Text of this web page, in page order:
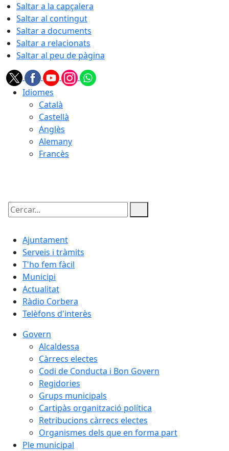
Saltar a la capçalera
Saltar al contingut
Saltar a documents
Saltar a relacionats
Saltar al peu de pàgina
Idiomes
Català
Castellà
Anglès
Alemany
Francès
Cercar:
Ajuntament
Serveis i tràmits
T'ho fem fàcil
Municipi
Actualitat
Ràdio Corbera
Telèfons d'interès
Govern
Alcaldessa
Càrrecs electes
Codi de Conducta i Bon Govern
Regidories
Grups municipals
Cartipàs organització política
Retribucions càrrecs electes
Organismes dels que en forma part
Ple municipal